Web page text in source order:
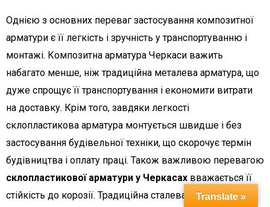
Однією з основних переваг застосування композитної
арматури є її легкість і зручність у транспортуванню і
монтажі. Композитна арматура Черкаси важить
набагато менше, ніж традиційна металева арматура, що
дуже спрощує її транспортування і економити витрати
на доставку. Крім того, завдяки легкості
склопластикова арматура монтується швидше і без
застосування будівельної техніки, що скорочує термін
будівництва і оплату праці. Також важливою перевагою
склопластикової арматури у Черкасах вважається її
стійкість до корозії. Традиційна сталева арматура
Translate »